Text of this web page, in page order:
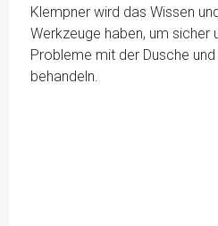
Klempner wird das Wissen
Werkzeuge haben, um sicher
Probleme mit der Dusche
behandeln.